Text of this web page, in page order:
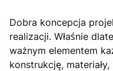
Dobra koncepcja
realizacji. Właśnie
ważnym elementem
konstrukcję,